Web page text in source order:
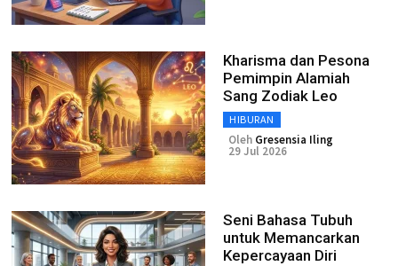
Kharisma dan Pesona
Pemimpin Alamiah
Sang Zodiak Leo
HIBURAN
Oleh Gresensia Iling
29 Jul 2026
Seni Bahasa Tubuh
untuk Memancarkan
Kepercayaan Diri